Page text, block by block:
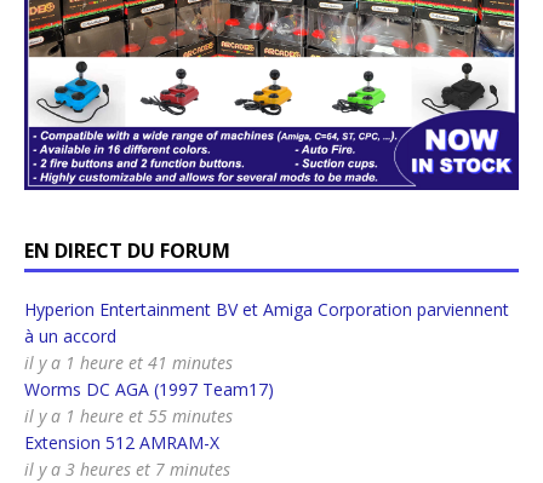
EN DIRECT DU FORUM
Hyperion Entertainment BV et Amiga Corporation parviennent
à un accord
il y a 1 heure et 41 minutes
Worms DC AGA (1997 Team17)
il y a 1 heure et 55 minutes
Extension 512 AMRAM-X
il y a 3 heures et 7 minutes